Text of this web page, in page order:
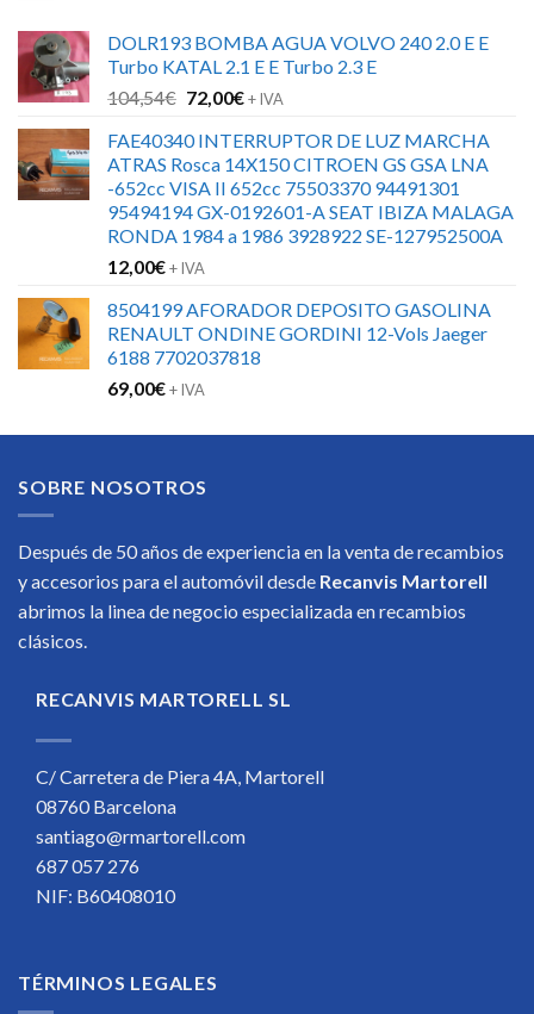
DOLR193 BOMBA AGUA VOLVO 240 2.0 E E
Turbo KATAL 2.1 E E Turbo 2.3 E
104,54€ El
original
era:
104,54€.
72,00€El
actual
es:
72,00€.
+ IVA
FAE40340 INTERRUPTOR DE LUZ MARCHA
ATRAS Rosca 14X150 CITROEN GS GSA LNA
-652cc VISA II 652cc 75503370 94491301
95494194 GX-0192601-A SEAT IBIZA MALAGA
RONDA 1984 a 1986 3928922 SE-127952500A
12,00€+ IVA
8504199 AFORADOR DEPOSITO GASOLINA
RENAULT ONDINE GORDINI 12-Vols Jaeger
6188 7702037818
69,00€+ IVA
SOBRE NOSOTROS
Después de 50 años de experiencia en la venta de recambios
y accesorios para el automóvil desde Recanvis Martorell
abrimos la linea de negocio especializada en recambios
clásicos.
RECANVIS MARTORELL SL
C/ Carretera de Piera 4A, Martorell
08760 Barcelona
santiago@rmartorell.com
687 057 276
NIF: B60408010
TÉRMINOS LEGALES